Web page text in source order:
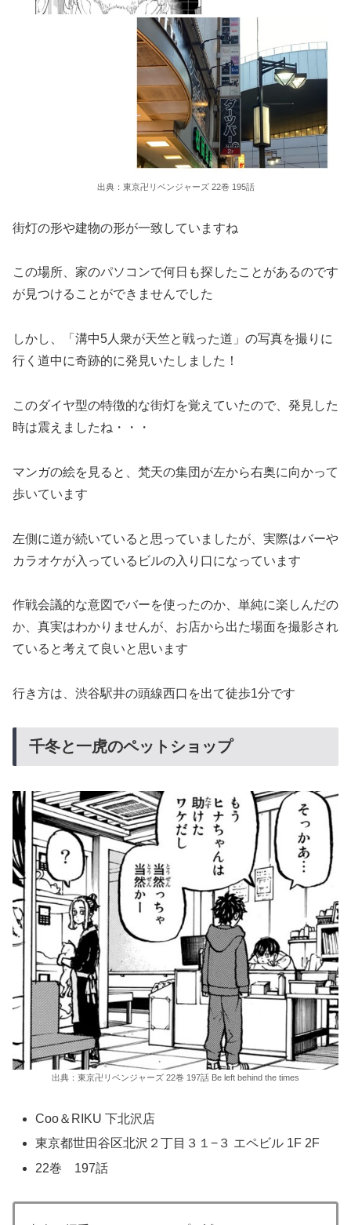
出典：東京卍リベンジャーズ 22巻 195話
街灯の形や建物の形が一致していますね
この場所、家のパソコンで何日も探したことがあるのです
が見つけることができませんでした
しかし、「溝中5人衆が天竺と戦った道」の写真を撮りに
行く道中に奇跡的に発見いたしました！
このダイヤ型の特徴的な街灯を覚えていたので、発見した
時は震えましたね・・・
マンガの絵を見ると、梵天の集団が左から右奥に向かって
歩いています
左側に道が続いていると思っていましたが、実際はバーや
カラオケが入っているビルの入り口になっています
作戦会議的な意図でバーを使ったのか、単純に楽しんだの
か、真実はわかりませんが、お店から出た場面を撮影され
ていると考えて良いと思います
行き方は、渋谷駅井の頭線西口を出て徒歩1分です
千冬と一虎のペットショップ
出典：東京卍リベンジャーズ 22巻 197話 Be left behind the times
Coo＆RIKU 下北沢店
東京都世田谷区北沢２丁目３１−３ エペビル 1F 2F
22巻 197話